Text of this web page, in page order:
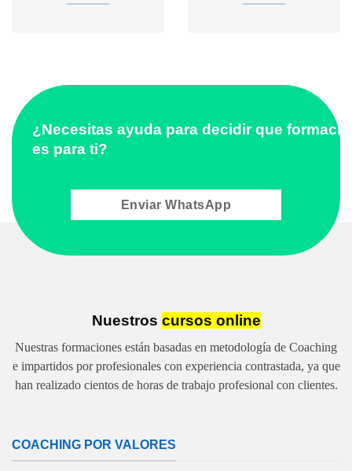
¿Necesitas ayuda para decidir que
es para ti?
Enviar WhatsApp
Nuestros cursos online
Nuestras formaciones están basadas en metodología de Coaching
e impartidos por profesionales con experiencia contrastada, ya que
han realizado cientos de horas de trabajo profesional con clientes.
COACHING POR VALORES